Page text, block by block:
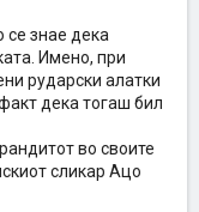
се знае дека
Имено, при
рударски алатки
дека тогаш бил
во своите
сликар Ацо